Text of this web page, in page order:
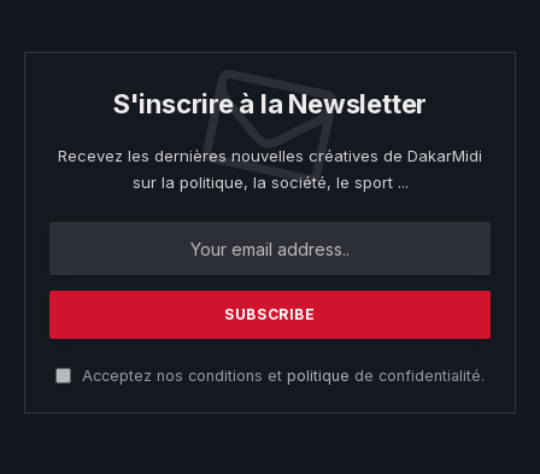
S'inscrire à la Newsletter
Recevez les dernières nouvelles créatives de DakarMidi
sur la politique, la société, le sport ...
Acceptez nos conditions et politique de confidentialité.